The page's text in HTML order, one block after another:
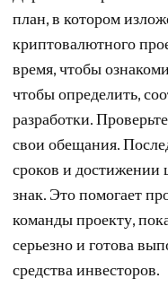
план, в котором
криптовалютного
время, чтобы
чтобы определить,
разработки.
свои обещания.
сроков и достижении
знак. Это помогает
команды проекту,
серьезно и готова
средства инвесторов.